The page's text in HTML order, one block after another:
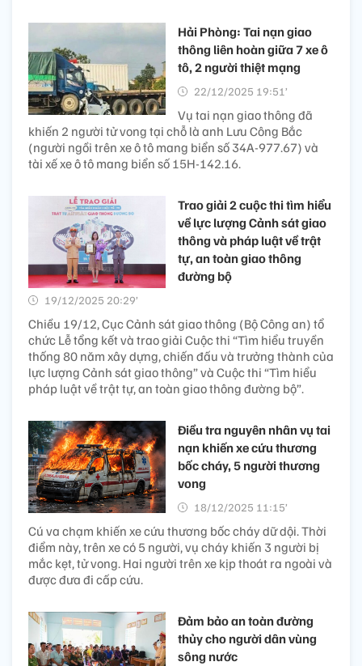
Hải Phòng: Tai nạn giao
thông liên hoàn giữa 7 xe ô
tô, 2 người thiệt mạng
22/12/2025 19:51’
Vụ tai nạn giao thông đã
khiến 2 người tử vong tại chỗ là anh Lưu Công Bắc
(người ngồi trên xe ô tô mang biển số 34A-977.67) và
tài xế xe ô tô mang biển số 15H-142.16.
Trao giải 2 cuộc thi tìm hiểu
về lực lượng Cảnh sát giao
thông và pháp luật về trật
tự, an toàn giao thông
đường bộ
19/12/2025 20:29’
Chiều 19/12, Cục Cảnh sát giao thông (Bộ Công an) tổ
chức Lễ tổng kết và trao giải Cuộc thi “Tìm hiểu truyền
thống 80 năm xây dựng, chiến đấu và trưởng thành của
lực lượng Cảnh sát giao thông” và Cuộc thi “Tìm hiểu
pháp luật về trật tự, an toàn giao thông đường bộ”.
Điều tra nguyên nhân vụ tai
nạn khiến xe cứu thương
bốc cháy, 5 người thương
vong​
18/12/2025 11:15’
Cú va chạm khiến xe cứu thương bốc cháy dữ dội. Thời
điểm này, trên xe có 5 người, vụ cháy khiến 3 người bị
mắc kẹt, tử vong. Hai người trên xe kịp thoát ra ngoài và
được đưa đi cấp cứu.
Đảm bảo an toàn đường
thủy cho người dân vùng
sông nước